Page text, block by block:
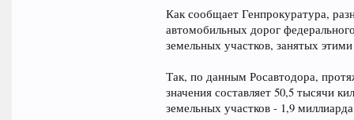
Как сообщает Генпрокуратура,
автомобильных дорог
земельных участков, занятых
Так, по данным Росавтодора,
значения составляет 50,5 тысячи
земельных участков - 1,9